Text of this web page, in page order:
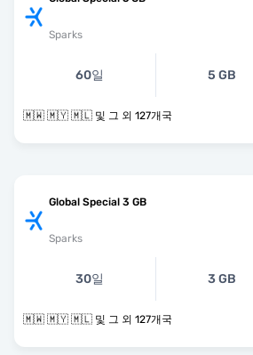
Sparks
60일 5 GB
🇲🇼 🇲🇾 🇲🇱 및 그 외 127개국
Global Special 3 GB
Sparks
30일 3 GB
🇲🇼 🇲🇾 🇲🇱 및 그 외 127개국